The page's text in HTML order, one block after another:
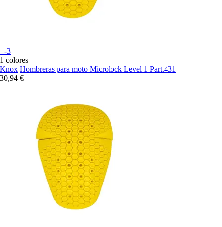
+-3
1 colores
Knox Hombreras para moto Microlock Level 1 Part.431
30,94 €